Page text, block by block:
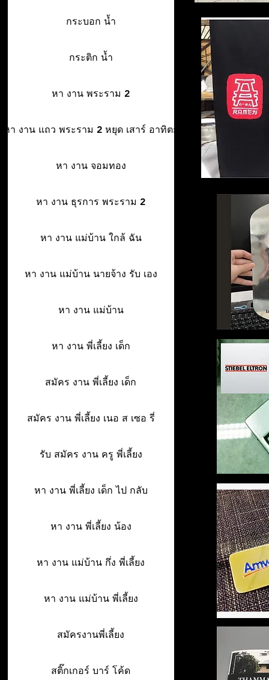
กระบอก น้ำ
กระติก น้ำ
หา งาน พระราม 2
หา งาน แถว พระราม 2 หยุด เสาร์ อาทิตย์
หา งาน จอมทอง
หา งาน ธุรการ พระราม 2
หา งาน แม่บ้าน ใกล้ ฉัน
หา งาน แม่บ้าน นายจ้าง รับ เอง
หา งาน แม่บ้าน
หา งาน พี่เลี้ยง เด็ก
สมัคร งาน พี่เลี้ยง เด็ก
สมัคร งาน พี่เลี้ยง เนอ ส เซอ รี่
รับ สมัคร งาน ครู พี่เลี้ยง
หา งาน พี่เลี้ยง เด็ก ไป กลับ
หา งาน พี่เลี้ยง น้อง
หา งาน แม่บ้าน กึ่ง พี่เลี้ยง
หา งาน แม่บ้าน พี่เลี้ยง
สมัครงานพี่เลี้ยง
สติ๊กเกอร์ บาร์ โค้ด